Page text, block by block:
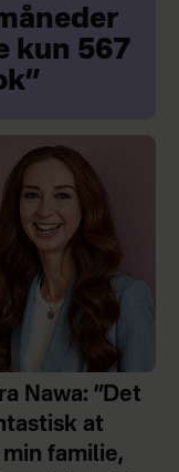
kun 567
Nawa: ”Det
at
min familie,